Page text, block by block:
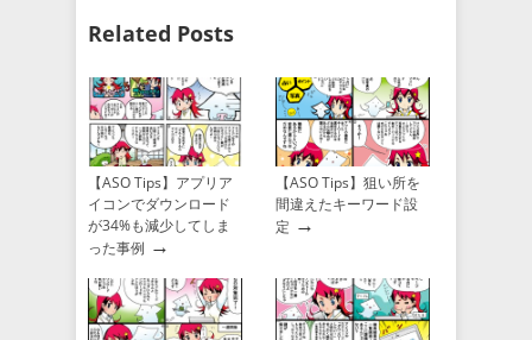
Related Posts
【ASO Tips】アプリア
イコンでダウンロード
が34%も減少してしま
った事例 →
【ASO Tips】狙い所を
間違えたキーワード設
定 →